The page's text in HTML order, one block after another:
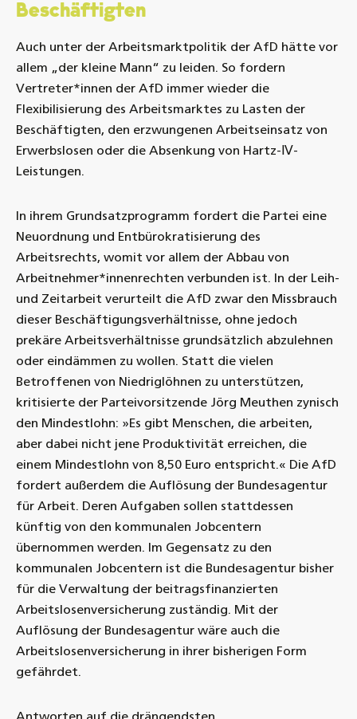
Beschäftigten
Auch unter der Arbeitsmarktpolitik der AfD hätte vor
allem „der kleine Mann“ zu leiden. So fordern
Vertreter*innen der AfD immer wieder die
Flexibilisierung des Arbeitsmarktes zu Lasten der
Beschäftigten, den erzwungenen Arbeitseinsatz von
Erwerbslosen oder die Absenkung von Hartz-Ⅳ-
Leistungen.
In ihrem Grundsatzprogramm fordert die Partei eine
Neuordnung und Entbürokratisierung des
Arbeitsrechts, womit vor allem der Abbau von
Arbeitnehmer*innenrechten verbunden ist. In der Leih-
und Zeitarbeit verurteilt die AfD zwar den Missbrauch
dieser Beschäftigungsverhältnisse, ohne jedoch
prekäre Arbeitsverhältnisse grundsätzlich abzulehnen
oder eindämmen zu wollen. Statt die vielen
Betroffenen von Niedriglöhnen zu unterstützen,
kritisierte der Parteivorsitzende Jörg Meuthen zynisch
den Mindestlohn: »Es gibt Menschen, die arbeiten,
aber dabei nicht jene Produktivität erreichen, die
einem Mindestlohn von 8,50 Euro entspricht.« Die AfD
fordert außerdem die Auflösung der Bundesagentur
für Arbeit. Deren Aufgaben sollen stattdessen
künftig von den kommunalen Jobcentern
übernommen werden. Im Gegensatz zu den
kommunalen Jobcentern ist die Bundesagentur bisher
für die Verwaltung der beitragsfinanzierten
Arbeitslosenversicherung zuständig. Mit der
Auflösung der Bundesagentur wäre auch die
Arbeitslosenversicherung in ihrer bisherigen Form
gefährdet.